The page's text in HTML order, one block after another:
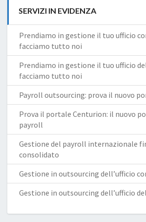
SERVIZI IN EVIDENZA
Prendiamo in gestione il tuo ufficio
facciamo tutto noi
Prendiamo in gestione il tuo ufficio
facciamo tutto noi
Payroll outsourcing: prova il nuovo
Prova il portale Centurion: il nuovo
payroll
Gestione del payroll internazionale
consolidato
Gestione in outsourcing dell’ufficio
Gestione in outsourcing dell’ufficio